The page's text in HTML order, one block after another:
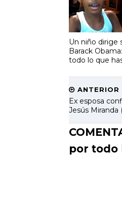
Un niño dirige
Barack
todo lo que
ANTERIOR
Ex esposa
Jesús Miranda
por todo